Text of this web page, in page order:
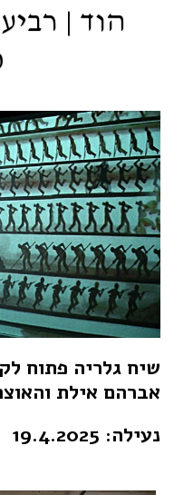
שיח גלריה פתוח
אברהם אילת
נעילה: 19.4.2025